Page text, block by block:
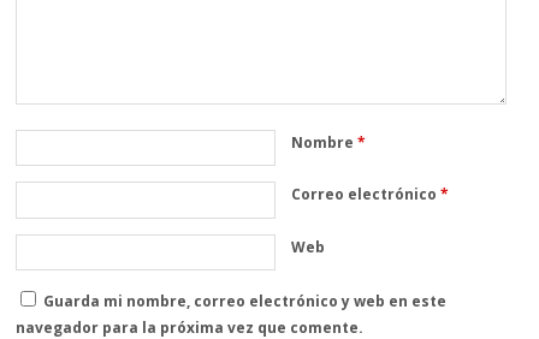
Nombre*
Correo electrónico*
Web
Guarda mi nombre, correo electrónico y web en este
navegador para la próxima vez que comente.